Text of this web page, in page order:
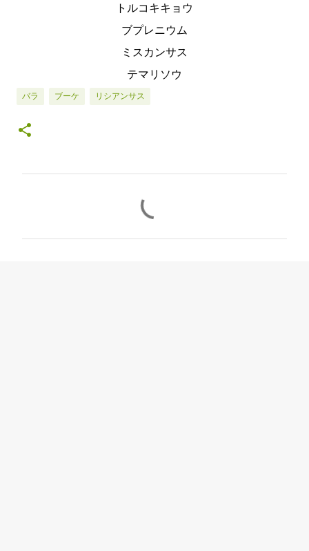
トルコキキョウ
ブプレニウム
ミスカンサス
テマリソウ
バラ ブーケ リシアンサス